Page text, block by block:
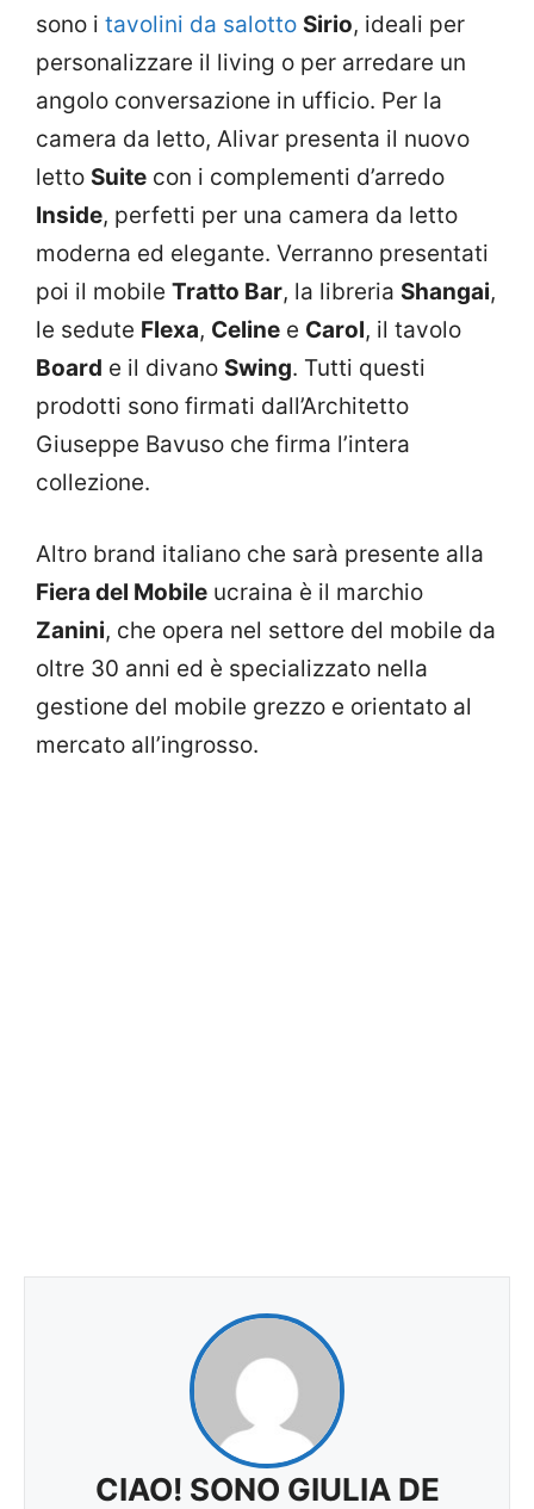
sono i tavolini da salotto Sirio, ideali per
personalizzare il living o per arredare un
angolo conversazione in ufficio. Per la
camera da letto, Alivar presenta il nuovo
letto Suite con i complementi d’arredo
Inside, perfetti per una camera da letto
moderna ed elegante. Verranno presentati
poi il mobile Tratto Bar, la libreria Shangai,
le sedute Flexa, Celine e Carol, il tavolo
Board e il divano Swing. Tutti questi
prodotti sono firmati dall’Architetto
Giuseppe Bavuso che firma l’intera
collezione.
Altro brand italiano che sarà presente alla
Fiera del Mobile ucraina è il marchio
Zanini, che opera nel settore del mobile da
oltre 30 anni ed è specializzato nella
gestione del mobile grezzo e orientato al
mercato all’ingrosso.
CIAO! SONO GIULIA DE